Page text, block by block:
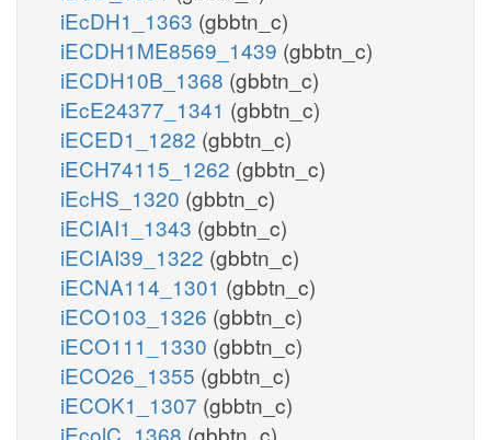
iEcDH1_1363 (gbbtn_c)
iECDH1ME8569_1439 (gbbtn_c)
iECDH10B_1368 (gbbtn_c)
iEcE24377_1341 (gbbtn_c)
iECED1_1282 (gbbtn_c)
iECH74115_1262 (gbbtn_c)
iEcHS_1320 (gbbtn_c)
iECIAI1_1343 (gbbtn_c)
iECIAI39_1322 (gbbtn_c)
iECNA114_1301 (gbbtn_c)
iECO103_1326 (gbbtn_c)
iECO111_1330 (gbbtn_c)
iECO26_1355 (gbbtn_c)
iECOK1_1307 (gbbtn_c)
iEcolC_1368 (gbbtn_c)